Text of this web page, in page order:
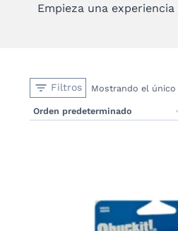
Empieza una
Filtros Mostrando el